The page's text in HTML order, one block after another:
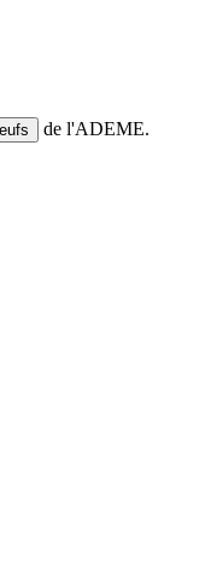
de l'ADEME.